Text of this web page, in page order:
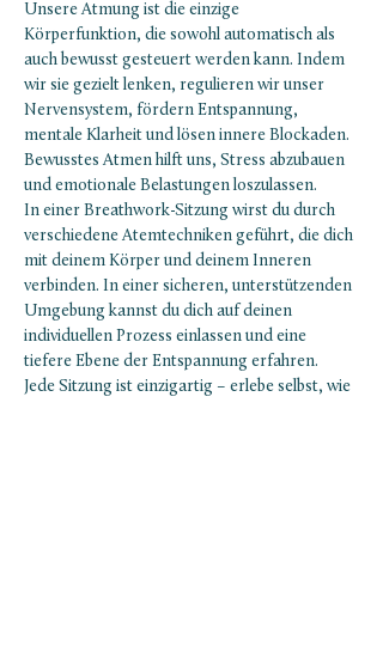
Unsere Atmung ist die einzige
Körperfunktion, die sowohl automatisch als
auch bewusst gesteuert werden kann. Indem
wir sie gezielt lenken, regulieren wir unser
Nervensystem, fördern Entspannung,
mentale Klarheit und lösen innere Blockaden.
Bewusstes Atmen hilft uns, Stress abzubauen
und emotionale Belastungen loszulassen.
In einer Breathwork-Sitzung wirst du durch
verschiedene Atemtechniken geführt, die dich
mit deinem Körper und deinem Inneren
verbinden. In einer sicheren, unterstützenden
Umgebung kannst du dich auf deinen
individuellen Prozess einlassen und eine
tiefere Ebene der Entspannung erfahren.
Jede Sitzung ist einzigartig – erlebe selbst, wie